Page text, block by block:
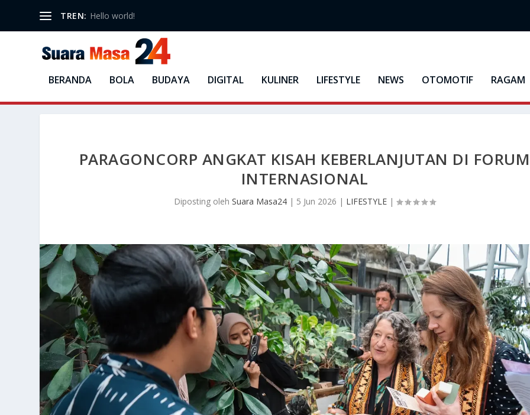
TREN: Hello world!
BERANDA BOLA BUDAYA DIGITAL KULINER LIFESTYLE NEWS OTOMOTIF RAGAM
PARAGONCORP ANGKAT KISAH KEBERLANJUTAN DI FORUM
INTERNASIONAL
Diposting oleh Suara Masa24| 5 Jun 2026 | LIFESTYLE|